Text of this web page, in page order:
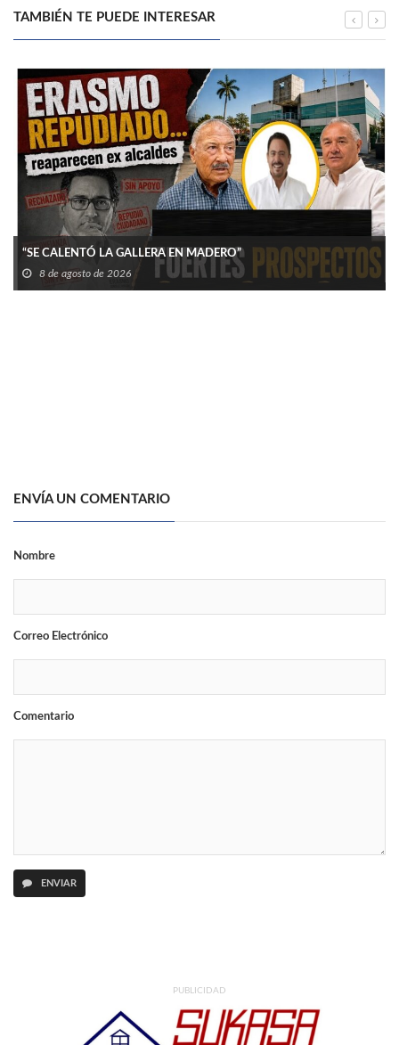
TAMBIÉN TE PUEDE INTERESAR
“SE CALENTÓ LA GALLERA EN MADERO”
8 de agosto de 2026
ENVÍA UN COMENTARIO
Nombre
Correo Electrónico
Comentario
ENVIAR
PUBLICIDAD